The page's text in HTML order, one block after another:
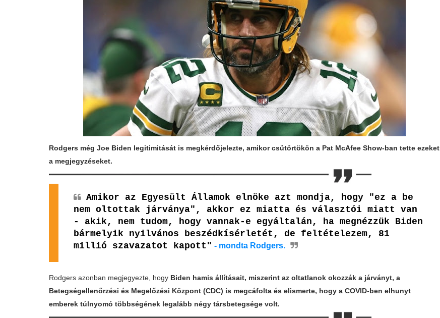
Rodgers még Joe Biden legitimitását is megkérdőjelezte, amikor csütörtökön a Pat McAfee Show-ban tette ezeket
a megjegyzéseket.
Amikor az Egyesült Államok elnöke azt mondja, hogy "ez a be
nem oltottak járványa", akkor ez miatta és választói miatt van
- akik, nem tudom, hogy vannak-e egyáltalán, ha megnézzük Biden
bármelyik nyilvános beszédkísérletét, de feltételezem, 81
millió szavazatot kapott" - mondta Rodgers.
Rodgers azonban megjegyezte, hogy Biden hamis állításait, miszerint az oltatlanok okozzák a járványt, a
Betegségellenőrzési és Megelőzési Központ (CDC) is megcáfolta és elismerte, hogy a COVID-ben elhunyt
emberek túlnyomó többségének legalább négy társbetegsége volt.